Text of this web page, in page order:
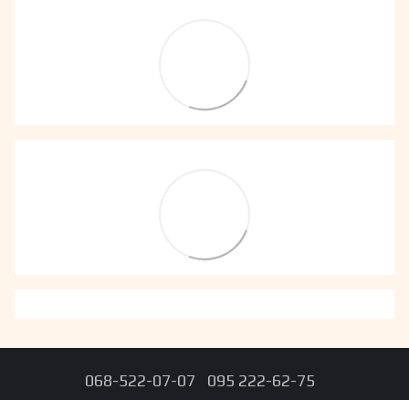
068-522-07-07 095 222-62-75